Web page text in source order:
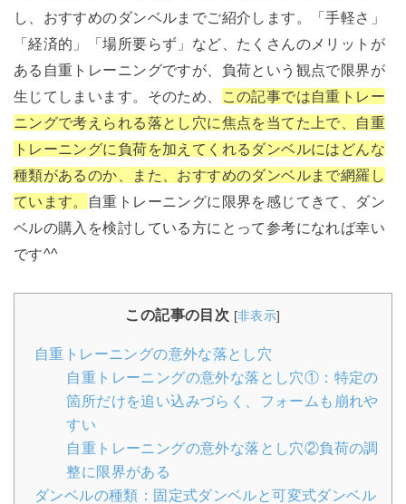
し、おすすめのダンベルまでご紹介します。「手軽さ」
「経済的」「場所要らず」など、たくさんのメリットが
ある自重トレーニングですが、負荷という観点で限界が
生じてしまいます。そのため、
この記事では自重トレー
ニングで考えられる落とし穴に焦点を当てた上で、自重
トレーニングに負荷を加えてくれるダンベルにはどんな
種類があるのか、また、おすすめのダンベルまで網羅し
ています。
自重トレーニングに限界を感じてきて、ダン
ベルの購入を検討している方にとって参考になれば幸い
です^^
この記事の目次 [非表示]
自重トレーニングの意外な落とし穴
自重トレーニングの意外な落とし穴①：特定の
箇所だけを追い込みづらく、フォームも崩れや
すい
自重トレーニングの意外な落とし穴②負荷の調
整に限界がある
ダンベルの種類：固定式ダンベルと可変式ダンベル